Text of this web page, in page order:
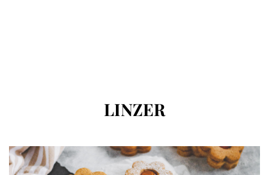
CÍMKE
:
LINZER